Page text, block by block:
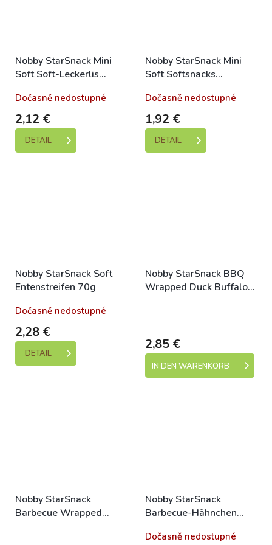
Nobby StarSnack Mini
Soft Soft-Leckerlis
Dočasně nedostupné
2,12 €
DETAIL
Nobby StarSnack Mini
Soft Softsnacks
Dočasně nedostupné
1,92 €
DETAIL
Nobby StarSnack Soft
Entenstreifen 70g
Dočasně nedostupné
2,28 €
DETAIL
Nobby StarSnack BBQ
Wrapped Duck Buffalo
2,85 €
IN DEN WARENKORB
Nobby StarSnack
Barbecue Wrapped
Nobby StarSnack
Barbecue-Hähnchen
Dočasně nedostupné